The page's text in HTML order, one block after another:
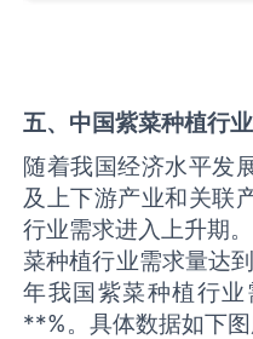
五、中国紫菜种植行
随着我国经济水平发
及上下游产业和关联
行业需求进入上升期
菜种植行业需求量达
年我国紫菜种植行
**%。具体数据如下图